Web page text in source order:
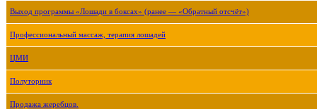
Выход программы «Лошади в боксах» (ранее — «Обратный отсчёт»)
Профессиональный массаж, терапия лошадей
ЦМИ
Полуторник
Продажа жеребцов.